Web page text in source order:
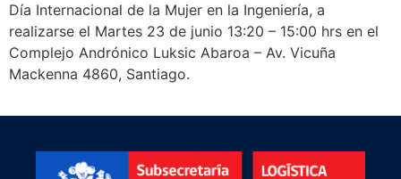
Día Internacional de la Mujer en la Ingeniería, a
realizarse el Martes 23 de junio 13:20 – 15:00 hrs en el
Complejo Andrónico Luksic Abaroa – Av. Vicuña
Mackenna 4860, Santiago.